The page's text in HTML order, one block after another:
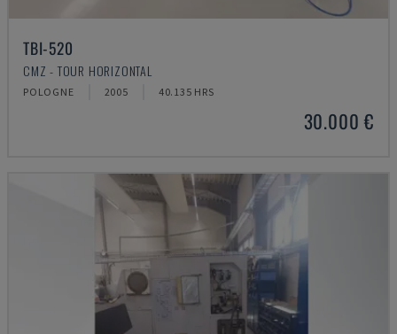
TBI-520
CMZ - TOUR HORIZONTAL
POLOGNE 2005 40.135 HRS
30.000 €